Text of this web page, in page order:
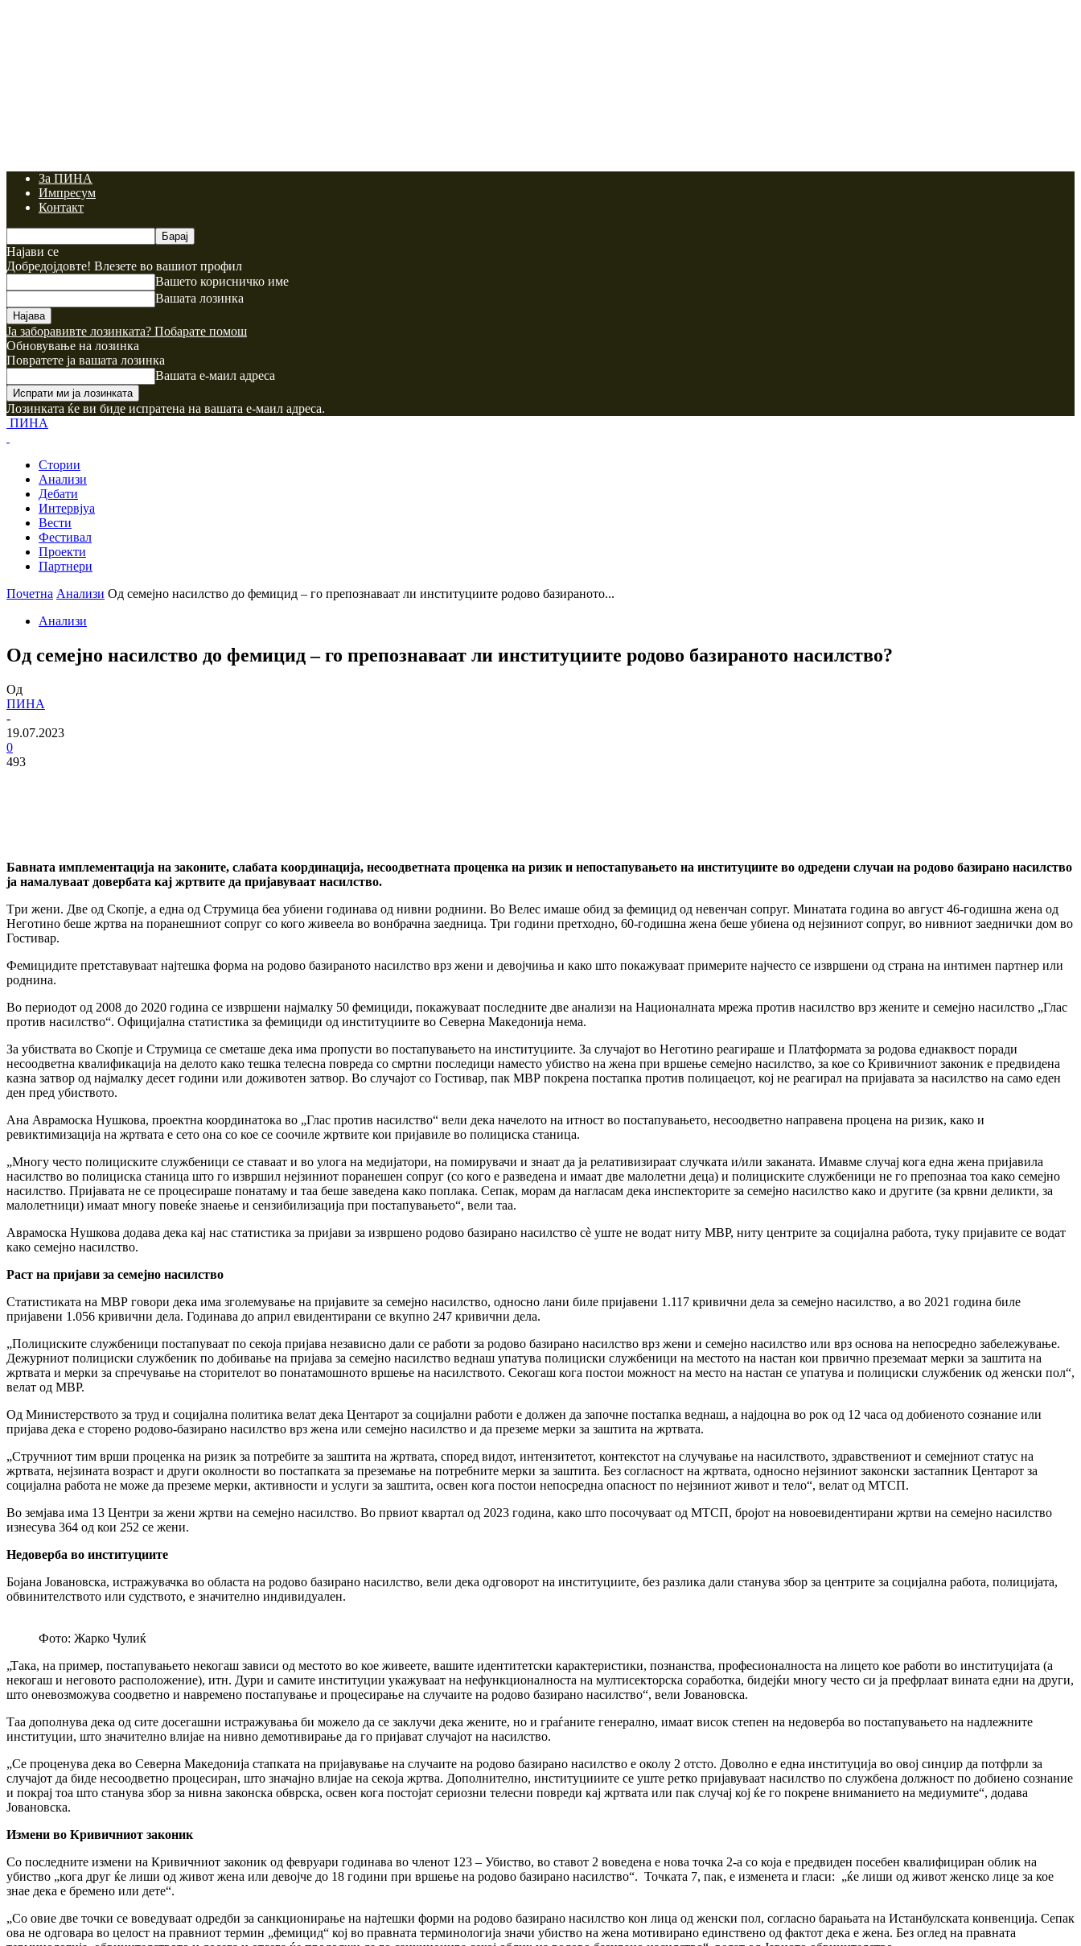
За ПИНА
Импресум
Контакт
Најави се
Добредојдовте! Влезете во вашиот профил
Вашето корисничко име
Вашата лозинка
Ја заборавивте лозинката? Побарате помош
Обновување на лозинка
Повратете ја вашата лозинка
Вашата е-маил адреса
Лозинката ќе ви биде испратена на вашата е-маил адреса.
ПИНА
Стории
Анализи
Дебати
Интервјуа
Вести
Фестивал
Проекти
Партнери
Почетна Анализи Од семејно насилство до фемицид – го препознаваат ли институциите родово базираното...
Анализи
Од семејно насилство до фемицид – го препознаваат ли институциите родово базираното насилство?
Од
ПИНА
-
19.07.2023
0
493
Бавната имплементација на законите, слабата координација, несоодветната проценка на ризик и непостапувањето на институциите во одредени случаи на родово базирано насилство
ја намалуваат довербата кај жртвите да пријавуваат насилство.
Tри жени. Две од Скопје, а една од Струмица беа убиени годинава од нивни роднини. Во Велес имаше обид за фемицид од невенчан сопруг. Минатата година во август 46-годишна жена од
Неготино беше жртва на поранешниот сопруг со кого живеела во вонбрачна заедница. Три години претходно, 60-годишна жена беше убиена од нејзиниот сопруг, во нивниот заеднички дом во
Гостивар.
Фемицидите претставуваат најтешка форма на родово базираното насилство врз жени и девојчиња и како што покажуваат примерите најчесто се извршени од страна на интимен партнер или
роднина.
Во периодот од 2008 до 2020 година се извршени најмалку 50 фемициди, покажуваат последните две анализи на Националната мрежа против насилство врз жените и семејно насилство „Глас
против насилство“. Официјална статистика за фемициди од институциите во Северна Македонија нема.
За убиствата во Скопје и Струмица се сметаше дека има пропусти во постапувањето на институциите. За случајот во Неготино реагираше и Платформата за родова еднаквост поради
несоодветна квалификација на делото како тешка телесна повреда со смртни последици наместо убиство на жена при вршење семејно насилство, за кое со Кривичниот законик е предвидена
казна затвор од најмалку десет години или доживотен затвор. Во случајот со Гостивар, пак МВР покрена постапка против полицаецот, кој не реагирал на пријавата за насилство на само еден
ден пред убиството.
Ана Аврамоска Нушкова, проектна координатока во „Глас против насилство“ вели дека начелото на итност во постапувањето, несоодветно направена процена на ризик, како и
ревиктимизација на жртвата е сето она со кое се соочиле жртвите кои пријавиле во полициска станица.
„Многу често полициските службеници се ставаат и во улога на медијатори, на помирувачи и знаат да ја релативизираат случката и/или заканата. Имавме случај кога една жена пријавила
насилство во полициска станица што го извршил нејзиниот поранешен сопруг (со кого е разведена и имаат две малолетни деца) и полициските службеници не го препознаа тоа како семејно
насилство. Пријавата не се процесираше понатаму и таа беше заведена како поплака. Сепак, морам да нагласам дека инспекторите за семејно насилство како и другите (за крвни деликти, за
малолетници) имаат многу повеќе знаење и сензибилизација при постапувањето“, вели таа.
Аврамоска Нушкова додава дека кај нас статистика за пријави за извршено родово базирано насилство сè уште не водат ниту МВР, ниту центрите за социјална работа, туку пријавите се водат
како семејно насилство.
Раст на пријави за семејно насилство
Статистиката на МВР говори дека има зголемување на пријавите за семејно насилство, односно лани биле пријавени 1.117 кривични дела за семејно насилство, а во 2021 година биле
пријавени 1.056 кривични дела. Годинава до април евидентирани се вкупно 247 кривични дела.
„Полициските службеници постапуваат по секоја пријава независно дали се работи за родово базирано насилство врз жени и семејно насилство или врз основа на непосредно забележување.
Дежурниот полициски службеник по добивање на пријава за семејно насилство веднаш упатува полициски службеници на местото на настан кои првично преземаат мерки за заштита на
жртвата и мерки за спречување на сторителот во понатамошното вршење на насилството. Секогаш кога постои можност на место на настан се упатува и полициски службеник од женски пол“,
велат од МВР.
Од Министерството за труд и социјална политика велат дека Центарот за социјални работи е должен да започне постапка веднаш, а најдоцна во рок од 12 часа од добиеното сознание или
пријава дека е сторено родово-базирано насилство врз жена или семејно насилство и да преземе мерки за заштита на жртвата.
„Стручниот тим врши проценка на ризик за потребите за заштита на жртвата, според видот, интензитетот, контекстот на случување на насилството, здравствениот и семејниот статус на
жртвата, нејзината возраст и други околности во постапката за преземање на потребните мерки за заштита. Без согласност на жртвата, односно нејзиниот законски застапник Центарот за
социјална работа не може да преземе мерки, активности и услуги за заштита, освен кога постои непосредна опасност по нејзиниот живот и тело“, велат од МТСП.
Во земјава има 13 Центри за жени жртви на семејно насилство. Во првиот квартал од 2023 година, како што посочуваат од МТСП, бројот на новоевидентирани жртви на семејно насилство
изнесува 364 од кои 252 се жени.
Недоверба во институциите
Бојана Јовановска, истражувачка во областа на родово базирано насилство, вели дека одговорот на институциите, без разлика дали станува збор за центрите за социјална работа, полицијата,
обвинителството или судството, е значително индивидуален.
Фото: Жарко Чулиќ
„Така, на пример, постапувањето некогаш зависи од местото во кое живеете, вашите идентитетски карактеристики, познанства, професионалноста на лицето кое работи во институцијата (а
некогаш и неговото расположение), итн. Дури и самите институции укажуваат на нефункционалноста на мултисекторска соработка, бидејќи многу често си ја префрлаат вината едни на други,
што оневозможува соодветно и навремено постапување и процесирање на случаите на родово базирано насилство“, вели Јовановска.
Таа дополнува дека од сите досегашни истражувања би можело да се заклучи дека жените, но и граѓаните генерално, имаат висок степен на недоверба во постапувањето на надлежните
институции, што значително влијае на нивно демотивирање да го пријават случајот на насилство.
„Се проценува дека во Северна Македонија стапката на пријавување на случаите на родово базирано насилство е околу 2 отсто. Доволно е една институција во овој синџир да потфрли за
случајот да биде несоодветно процесиран, што значајно влијае на секоја жртва. Дополнително, институцииите се уште ретко пријавуваат насилство по службена должност по добиено сознание
и покрај тоа што станува збор за нивна законска обврска, освен кога постојат сериозни телесни повреди кај жртвата или пак случај кој ќе го покрене вниманието на медиумите“, додава
Јовановска.
Измени во Кривичниот законик
Со последните измени на Кривичниот законик од февруари годинава во членот 123 – Убиство, во ставот 2 воведена е нова точка 2-а со која е предвиден посебен квалифициран облик на
убиство „кога друг ќе лиши од живот жена или девојче до 18 години при вршење на родово базирано насилство“. Точката 7, пак, е изменета и гласи: „ќе лиши од живот женско лице за кое
знае дека е бремено или дете“.
„Со овие две точки се воведуваат одредби за санкционирање на најтешки форми на родово базирано насилство кон лица од женски пол, согласно барањата на Истанбулската конвенција. Сепак
ова не одговара во целост на правниот термин „фемицид“ кој во правната терминологија значи убиство на жена мотивирано единствено од фактот дека е жена. Без оглед на правната